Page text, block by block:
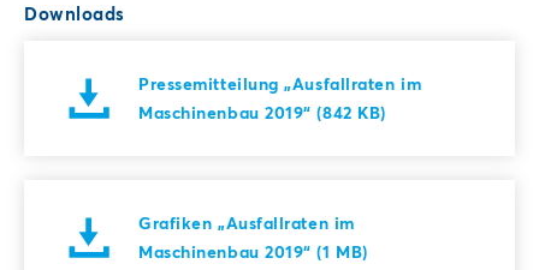
Downloads
Pressemitteilung „Ausfallraten im
Maschinenbau 2019“ (842 KB)
Grafiken „Ausfallraten im
Maschinenbau 2019“ (1 MB)